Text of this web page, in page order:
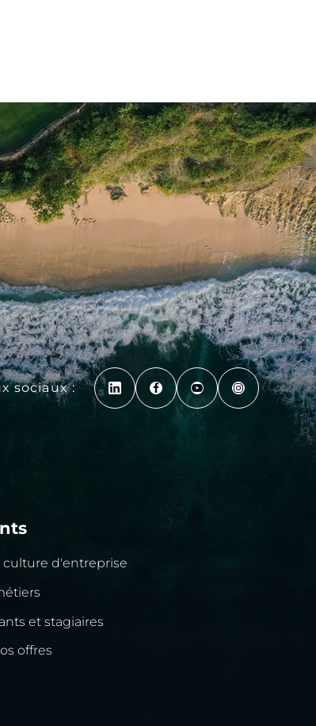
sociaux :
culture d'entreprise
et stagiaires
offres